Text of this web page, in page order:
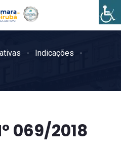
Indicações
069/2018